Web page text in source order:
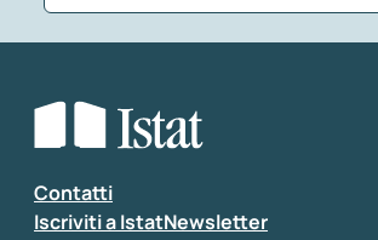
Seleziona la tipologia della
Inserisci il tuo commento
Contatti
Iscriviti a IstatNewsletter